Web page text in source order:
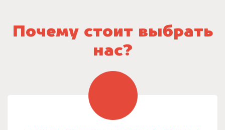
Почему стоит выбрать
нас?